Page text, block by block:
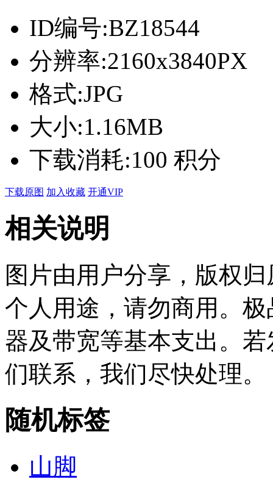
ID编号:BZ18544
分辨率:2160x3840PX
格式:JPG
大小:1.16MB
下载消耗:100 积分
下载原图 加入收藏 开通VIP
相关说明
图片由用户分享，版权
个人用途，请勿商用。
器及带宽等基本支出。
们联系，我们尽快处理。
随机标签
山脚